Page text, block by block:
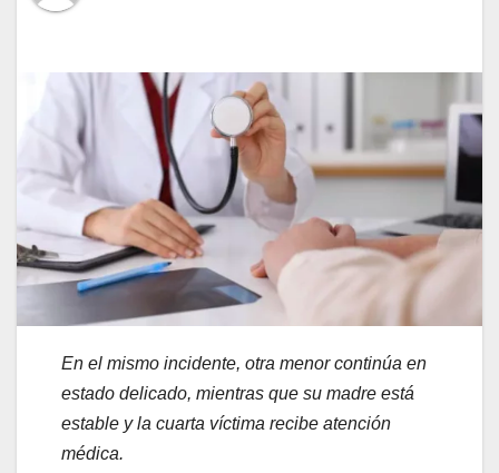
En el mismo incidente, otra menor continúa en
estado delicado, mientras que su madre está
estable y la cuarta víctima recibe atención
médica.